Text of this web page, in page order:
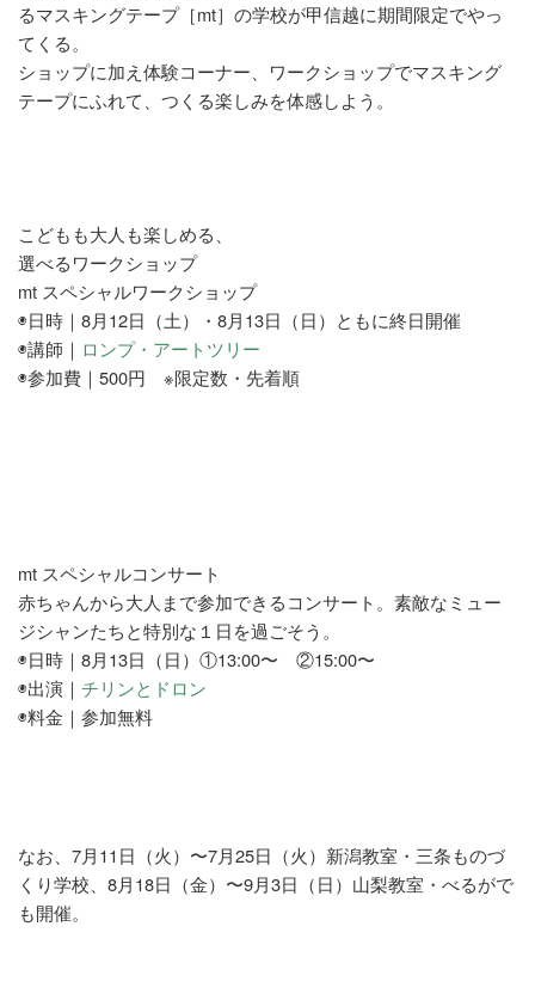
るマスキングテープ［mt］の学校が甲信越に期間限定でやっ
てくる。
ショップに加え体験コーナー、ワークショップでマスキング
テープにふれて、つくる楽しみを体感しよう。
こどもも大人も楽しめる、
選べるワークショップ
mt スペシャルワークショップ
◉日時｜8月12日（土）・8月13日（日）ともに終日開催
◉講師｜ ロンプ・アートツリー
◉参加費｜500円 ※限定数・先着順
mt スペシャルコンサート
赤ちゃんから大人まで参加できるコンサート。素敵なミュー
ジシャンたちと特別な１日を過ごそう。
◉日時｜8月13日（日）①13:00〜 ②15:00〜
◉出演｜ チリンとドロン
◉料金｜参加無料
なお、7月11日（火）〜7月25日（火）新潟教室・三条ものづ
くり学校、8月18日（金）〜9月3日（日）山梨教室・べるがで
も開催。